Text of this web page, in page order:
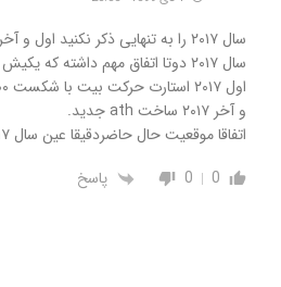
سال ۲۰۱۷ را به تنهایی ذکر نکنید اول و آخر آن هم‌ذکر کنید.
سال ۲۰۱۷ دوتا اتفاق مهم داشته که یکیش بد و یکیش خوب بوده
اول ۲۰۱۷ استارت حرکت بیت با شکست ath ۱۱۰۰ دلار بوده
و آخر ۲۰۱۷ ساخت ath جدید.
اتفاقا موقعیت حال حاضردقیقا عین سال ۲۰۱۷ هستش، اما اول ۲۰۱۷
0
0 پاسخ